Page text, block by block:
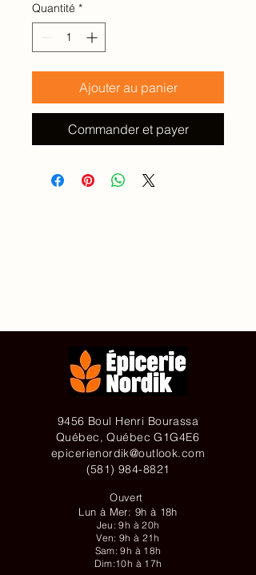
pour
100
Grammes
Quantité *
Ajouter au panier
Commander et payer
9456 Boul Henri Bourassa
Québec, Québec G1G4E6
epicerienordik@outlook.com
(581) 984-8821
Ouvert
Lun à Mer: 9h à 18h
Jeu: 9h à 20h
Ven: 9h à 21h
Sam: 9h à 18h
Dim:10h à 17h